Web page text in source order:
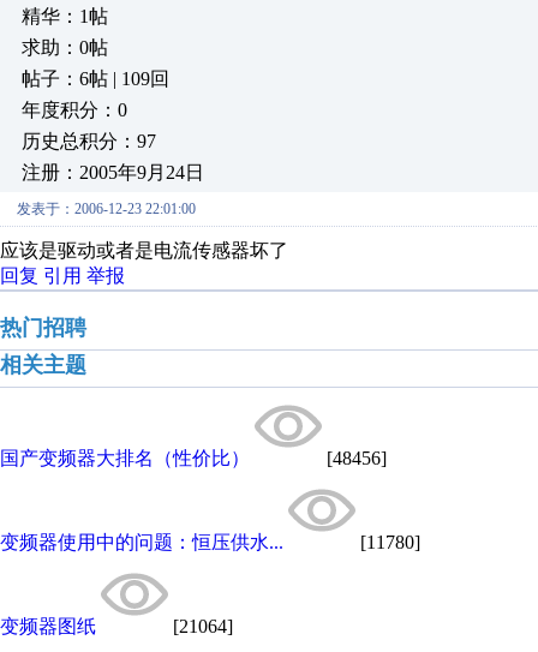
精华：1帖
求助：0帖
帖子：6帖 | 109回
年度积分：0
历史总积分：97
注册：2005年9月24日
发表于：2006-12-23 22:01:00
应该是驱动或者是电流传感器坏了
回复 引用 举报
热门招聘
相关主题
国产变频器大排名（性价比） [48456]
变频器使用中的问题：恒压供水... [11780]
变频器图纸 [21064]